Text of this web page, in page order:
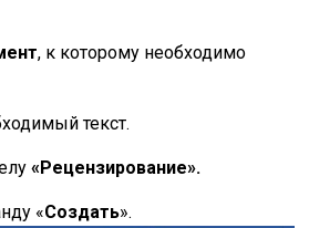
, к которому необходимо
текст.
«Рецензирование».
«Создать».